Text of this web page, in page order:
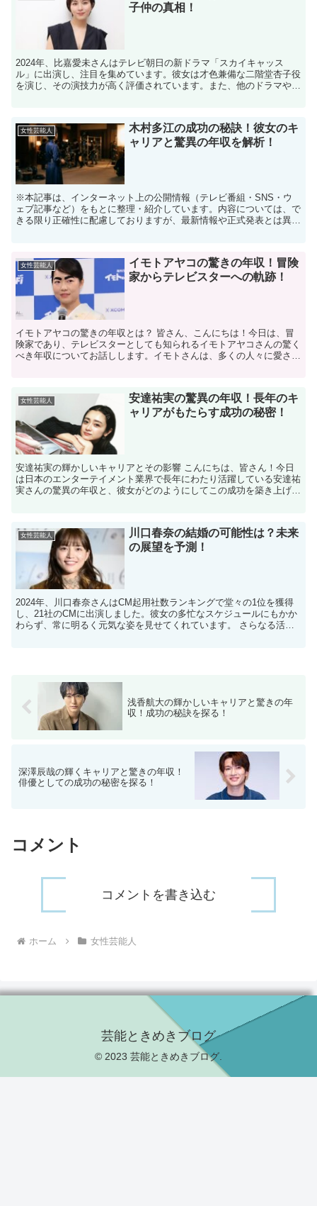
子仲の真相！
2024年、比嘉愛未さんはテレビ朝日の新ドラマ「スカイキャッス
ル」に出演し、注目を集めています。彼女は才色兼備な二階堂杏子役
を演じ、その演技力が高く評価されています。また、他のドラマや舞
女性芸能人
木村多江の成功の秘訣！彼女のキ
ャリアと驚異の年収を解析！
※本記事は、インターネット上の公開情報（テレビ番組・SNS・ウ
ェブ記事など）をもとに整理・紹介しています。内容については、で
きる限り正確性に配慮しておりますが、最新情報や正式発表とは異な
女性芸能人
イモトアヤコの驚きの年収！冒険
家からテレビスターへの軌跡！
イモトアヤコの驚きの年収とは？ 皆さん、こんにちは！今日は、冒
険家であり、テレビスターとしても知られるイモトアヤコさんの驚く
べき年収についてお話しします。イモトさんは、多くの人々に愛され
女性芸能人
安達祐実の驚異の年収！長年のキ
ャリアがもたらす成功の秘密！
安達祐実の輝かしいキャリアとその影響 こんにちは、皆さん！今日
は日本のエンターテイメント業界で長年にわたり活躍している安達祐
実さんの驚異の年収と、彼女がどのようにしてこの成功を築き上げた
女性芸能人
川口春奈の結婚の可能性は？未来
の展望を予測！
2024年、川口春奈さんはCM起用社数ランキングで堂々の1位を獲得
し、21社のCMに出演しました。彼女の多忙なスケジュールにもかか
わらず、常に明るく元気な姿を見せてくれています。 さらなる活躍
浅香航大の輝かしいキャリアと驚きの年
収！成功の秘訣を探る！
深澤辰哉の輝くキャリアと驚きの年収！
俳優としての成功の秘密を探る！
コメント
コメントを書き込む
ホーム 女性芸能人
芸能ときめきブログ
© 2023 芸能ときめきブログ.